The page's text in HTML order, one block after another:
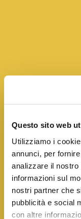
Questo sito web
Utilizziamo i
annunci, per
analizzare il
informazioni sul
nostri partner che
pubblicità e social
con altre
SEI
Sailpost è un brand
cercando un
copertura in Italia!
orgogliosi di avere
presenti in 88
70% degli Italiani è